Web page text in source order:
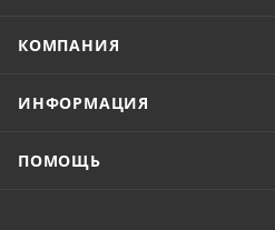
КОМПАНИЯ
ИНФОРМАЦИЯ
ПОМОЩЬ